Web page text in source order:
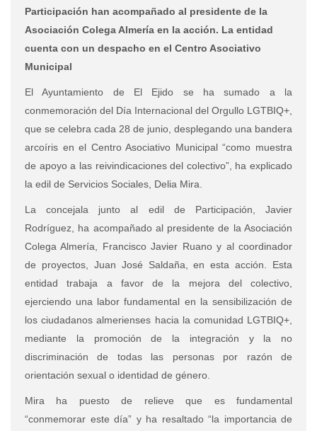
Participación han acompañado al presidente de la
Asociación Colega Almería en la acción. La entidad
cuenta con un despacho en el Centro Asociativo
Municipal
El Ayuntamiento de El Ejido se ha sumado a la
conmemoración del Día Internacional del Orgullo LGTBIQ+,
que se celebra cada 28 de junio, desplegando una bandera
arcoíris en el Centro Asociativo Municipal “como muestra
de apoyo a las reivindicaciones del colectivo”, ha explicado
la edil de Servicios Sociales, Delia Mira.
La concejala junto al edil de Participación, Javier
Rodríguez, ha acompañado al presidente de la Asociación
Colega Almería, Francisco Javier Ruano y al coordinador
de proyectos, Juan José Saldaña, en esta acción. Esta
entidad trabaja a favor de la mejora del colectivo,
ejerciendo una labor fundamental en la sensibilización de
los ciudadanos almerienses hacia la comunidad LGTBIQ+,
mediante la promoción de la integración y la no
discriminación de todas las personas por razón de
orientación sexual o identidad de género.
Mira ha puesto de relieve que es fundamental
“conmemorar este día” y ha resaltado “la importancia de